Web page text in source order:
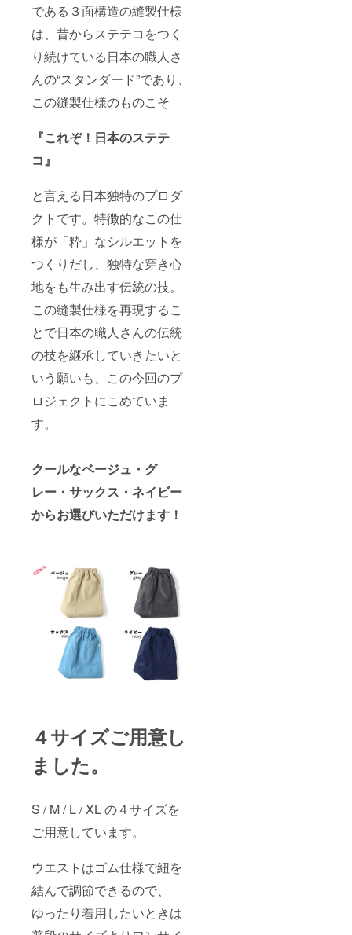
である３面構造の縫製仕様
は、昔からステテコをつく
り続けている日本の職人さ
んの“スタンダード”であり、
この縫製仕様のものこそ
『これぞ！日本のステテ
コ』
と言える日本独特のプロダ
クトです。特徴的なこの仕
様が「粋」なシルエットを
つくりだし、独特な穿き心
地をも生み出す伝統の技。
この縫製仕様を再現するこ
とで日本の職人さんの伝統
の技を継承していきたいと
いう願いも、この今回のプ
ロジェクトにこめていま
す。
クールなベージュ・グ
レー・サックス・ネイビー
からお選びいただけます！
４サイズご用意し
ました。
S / M / L / XL の４サイズを
ご用意しています。
ウエストはゴム仕様で紐を
結んで調節できるので、
ゆったり着用したいときは